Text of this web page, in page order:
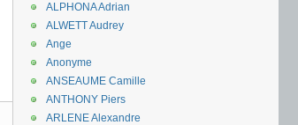
ALPHONA Adrian
ALWETT Audrey
Ange
Anonyme
ANSEAUME Camille
ANTHONY Piers
ARLENE Alexandre